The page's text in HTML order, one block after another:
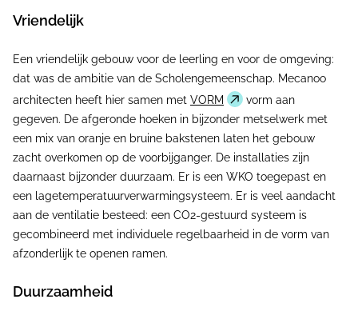
Vriendelijk
Een vriendelijk gebouw voor de leerling en voor de omgeving:
dat was de ambitie van de Scholengemeenschap. Mecanoo
architecten heeft hier samen met VORM
vorm aan
gegeven. De afgeronde hoeken in bijzonder metselwerk met
een mix van oranje en bruine bakstenen laten het gebouw
zacht overkomen op de voorbijganger. De installaties zijn
daarnaast bijzonder duurzaam. Er is een WKO toegepast en
een lagetemperatuurverwarmingsysteem. Er is veel aandacht
aan de ventilatie besteed: een CO2-gestuurd systeem is
gecombineerd met individuele regelbaarheid in de vorm van
afzonderlijk te openen ramen.
Duurzaamheid